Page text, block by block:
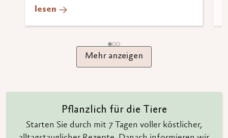
mögliche Gründe und Wege aus dem Konflikt.
lesen
Mehr anzeigen
Pflanzlich für die Tiere
Starten Sie durch mit 7 Tagen voller köstlicher,